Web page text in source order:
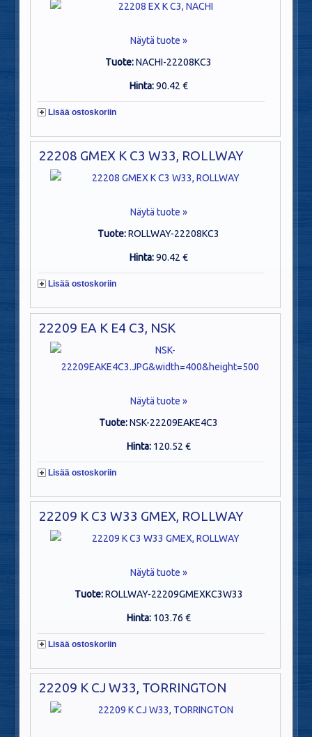
Näytä tuote »
Tuote:NACHI-22208KC3
Hinta:90.42 €
Lisää ostoskoriin
22208 GMEX K C3 W33, ROLLWAY
Näytä tuote »
Tuote:ROLLWAY-22208KC3
Hinta:90.42 €
Lisää ostoskoriin
22209 EA K E4 C3, NSK
Näytä tuote »
Tuote:NSK-22209EAKE4C3
Hinta: 120.52 €
Lisää ostoskoriin
22209 K C3 W33 GMEX, ROLLWAY
Näytä tuote »
Tuote:ROLLWAY-22209GMEXKC3W33
Hinta: 103.76 €
Lisää ostoskoriin
22209 K CJ W33, TORRINGTON